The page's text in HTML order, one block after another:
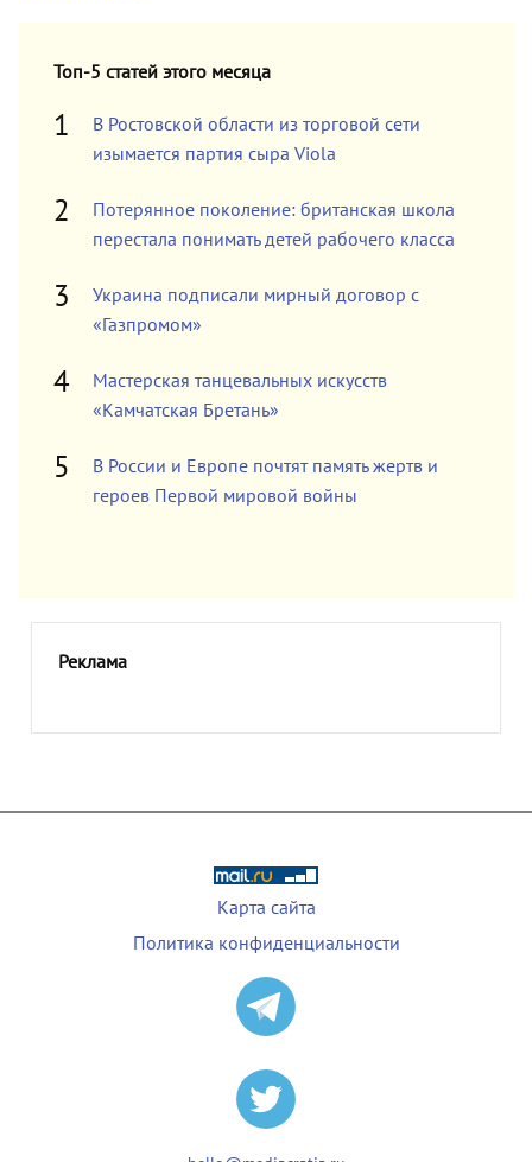
Топ-5 статей этого месяца
В Ростовской области из торговой сети
изымается партия сыра Viola
Потерянное поколение: британская школа
перестала понимать детей рабочего класса
Украина подписали мирный договор с
«Газпромом»
Мастерская танцевальных искусств
«Камчатская Бретань»
В России и Европе почтят память жертв и
героев Первой мировой войны
Реклама
Карта сайта
Политика конфиденциальности